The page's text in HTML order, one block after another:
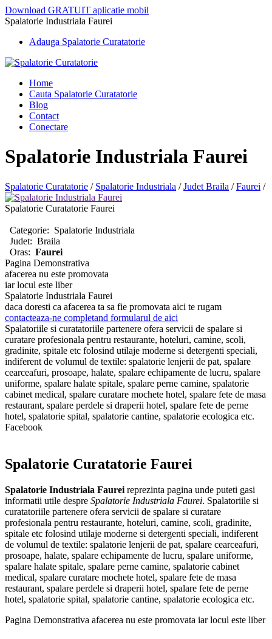
Download GRATUIT aplicatie mobil
Spalatorie Industriala Faurei
Adauga Spalatorie Curatatorie
Home
Cauta Spalatorie Curatatorie
Blog
Contact
Conectare
Spalatorie Industriala Faurei
Spalatorie Curatatorie / Spalatorie Industriala /Judet Braila /Faurei /
Spalatorie Curatatorie Faurei
Categorie: Spalatorie Industriala
Judet: Braila
Oras: Faurei
Pagina Demonstrativa
afacerea nu este promovata
iar locul este liber
Spalatorie Industriala Faurei
daca doresti ca afacerea ta sa fie promovata aici te rugam
contacteaza-ne completand formularul de aici
Spalatoriile si curatatoriile partenere ofera servicii de spalare si
curatare profesionala pentru restaurante, hoteluri, camine, scoli,
gradinite, spitale etc folosind utilaje moderne si detergenti speciali,
indiferent de volumul de textile: spalatorie lenjerii de pat, spalare
cearceafuri, prosoape, halate, spalare echipamente de lucru, spalare
uniforme, spalare halate spitale, spalare perne camine, spalatorie
cabinet medical, spalare curatare mochete hotel, spalare fete de masa
restaurant, spalare perdele si draperii hotel, spalare fete de perne
hotel, spalatorie spital, spalatorie cantine, spalatorie ecologica etc.
Facebook
Spalatorie Curatatorie Faurei
Spalatorie Industriala Faurei reprezinta pagina unde puteti gasi
informatii utile despre Spalatorie Industriala Faurei. Spalatoriile si
curatatoriile partenere ofera servicii de spalare si curatare
profesionala pentru restaurante, hoteluri, camine, scoli, gradinite,
spitale etc folosind utilaje moderne si detergenti speciali, indiferent
de volumul de textile: spalatorie lenjerii de pat, spalare cearceafuri,
prosoape, halate, spalare echipamente de lucru, spalare uniforme,
spalare halate spitale, spalare perne camine, spalatorie cabinet
medical, spalare curatare mochete hotel, spalare fete de masa
restaurant, spalare perdele si draperii hotel, spalare fete de perne
hotel, spalatorie spital, spalatorie cantine, spalatorie ecologica etc.
Pagina Demonstrativa afacerea nu este promovata iar locul este liber